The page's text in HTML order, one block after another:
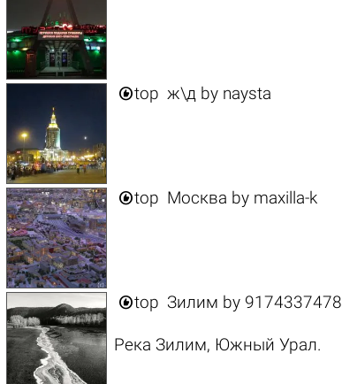
top ж\д by naysta
top Москва by maxilla-k
top Зилим by 9174337478
Река Зилим, Южный Урал.